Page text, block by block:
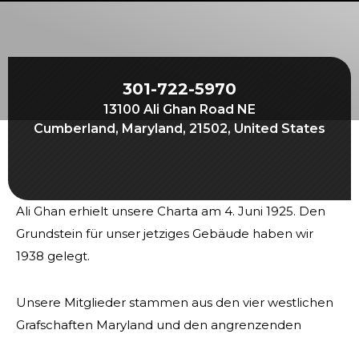
Erlebe die Bruderschaft
Ihre Wirkung
Mitgliederzentrum
Ausbildung
Kontaktieren Sie uns
301-722-5970
13100 Ali Ghan Road NE
Cumberland, Maryland, 21502, United States
Ali Ghan erhielt unsere Charta am 4. Juni 1925. Den
Grundstein für unser jetziges Gebäude haben wir
1938 gelegt.
Unsere Mitglieder stammen aus den vier westlichen
Grafschaften Maryland und den angrenzenden